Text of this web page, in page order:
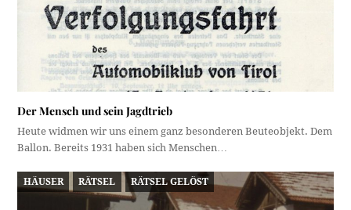
Der Mensch und sein Jagdtrieb
Heute widmen wir uns einem ganz besonderen Beuteobjekt. Dem
Ballon. Bereits 1931 haben sich Menschen…
HÄUSER RÄTSEL RÄTSEL GELÖST